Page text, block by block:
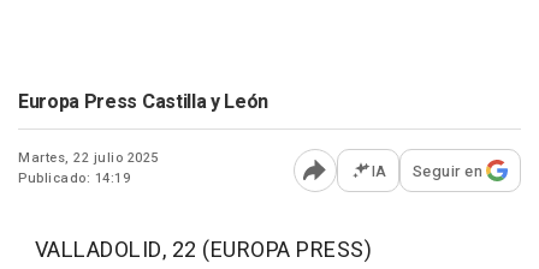
Europa Press Castilla y León
Martes, 22 julio 2025
Publicado: 14:19
Abrir opciones para
IA Seguir en
VALLADOLID, 22 (EUROPA PRESS)